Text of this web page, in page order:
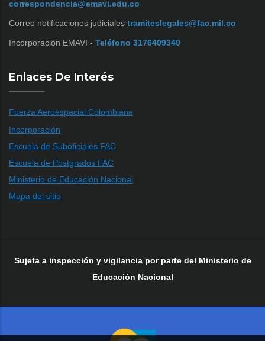
correspondencia@emavi.edu.co
Correo notificaciones judiciales tramiteslegales@fac.mil.co
Incorporación EMAVI - Teléfono 3176409340
Enlaces De Interés
Fuerza Aeroespacial Colombiana
Incorporación
Escuela de Suboficiales FAC
Escuela de Postgrados FAC
Ministerio de Educación Nacional
Mapa del sitio
Sujeta a inspección y vigilancia por parte del Ministerio de
Educación Nacional